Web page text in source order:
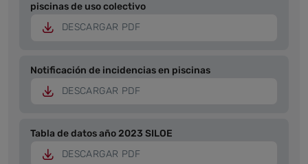
piscinas de uso colectivo
DESCARGAR PDF
Notificación de incidencias en piscinas
DESCARGAR PDF
Tabla de datos año 2023 SILOE
DESCARGAR PDF